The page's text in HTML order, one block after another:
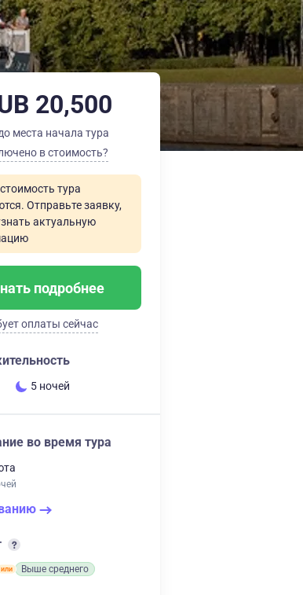
20,500
места начала тура
в стоимость?
тура
Отправьте заявку,
актуальную
подробнее
оплаты сейчас
5 ночей
во время тура
Выше среднего